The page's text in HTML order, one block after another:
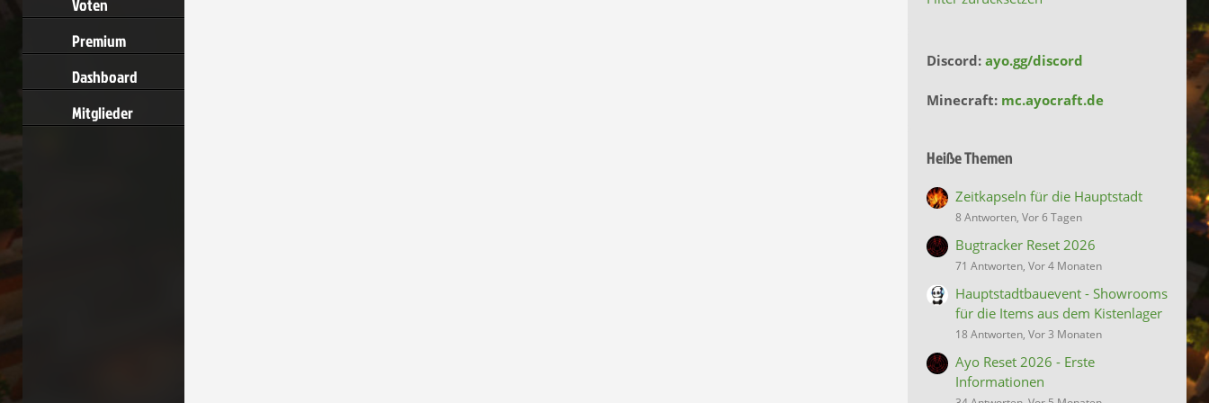
Voten
Premium
Dashboard
Mitglieder
Discord: ayo.gg/discord
Minecraft: mc.ayocraft.de
Heiße Themen
Zeitkapseln für die Hauptstadt
8 Antworten, Vor 6 Tagen
Bugtracker Reset 2026
71 Antworten, Vor 4 Monaten
Hauptstadtbauevent - Showrooms
für die Items aus dem Kistenlager
18 Antworten, Vor 3 Monaten
Ayo Reset 2026 - Erste
Informationen